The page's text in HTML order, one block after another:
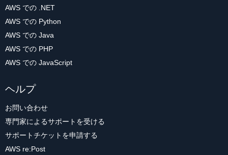
AWS での .NET
AWS での Python
AWS での Java
AWS での PHP
AWS での JavaScript
ヘルプ
お問い合わせ
専門家によるサポートを受ける
サポートチケットを申請する
AWS re:Post